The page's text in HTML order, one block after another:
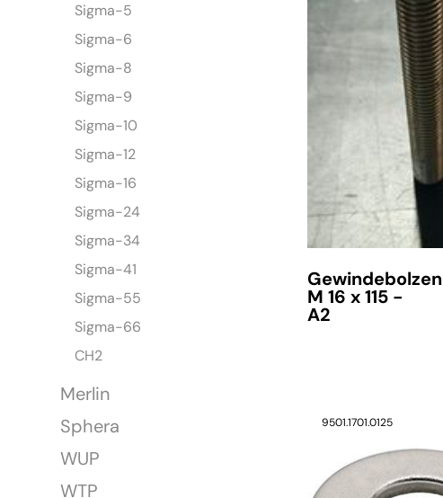
Sigma-5
Sigma-6
Sigma-8
Sigma-9
Sigma-10
Sigma-12
Sigma-16
Sigma-24
Sigma-34
Sigma-41
Sigma-55
Sigma-66
CH2
Merlin
Sphera
WUP
WTP
Gewindebolzen
M 16 x 115 -
A2
9501.1701.0125